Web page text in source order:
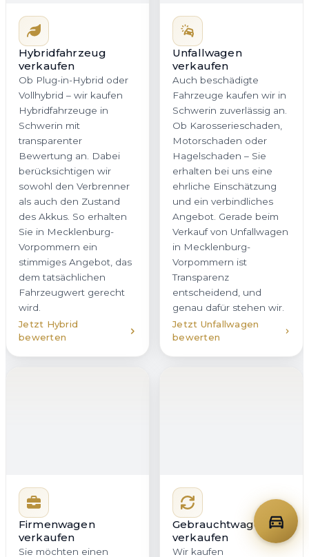
Hybridfahrzeug
verkaufen
Ob Plug-in-Hybrid oder
Vollhybrid – wir kaufen
Hybridfahrzeuge in
Schwerin mit
transparenter
Bewertung an. Dabei
berücksichtigen wir
sowohl den Verbrenner
als auch den Zustand
des Akkus. So erhalten
Sie in Mecklenburg-
Vorpommern ein
stimmiges Angebot, das
dem tatsächlichen
Fahrzeugwert gerecht
wird.
Jetzt Hybrid
bewerten
Unfallwagen
verkaufen
Auch beschädigte
Fahrzeuge kaufen wir in
Schwerin zuverlässig an.
Ob Karosserieschaden,
Motorschaden oder
Hagelschaden – Sie
erhalten bei uns eine
ehrliche Einschätzung
und ein verbindliches
Angebot. Gerade beim
Verkauf von Unfallwagen
in Mecklenburg-
Vorpommern ist
Transparenz
entscheidend, und
genau dafür stehen wir.
Jetzt Unfallwagen
bewerten
Firmenwagen
verkaufen
Sie möchten einen
Gebrauchtwagen
verkaufen
Wir kaufen